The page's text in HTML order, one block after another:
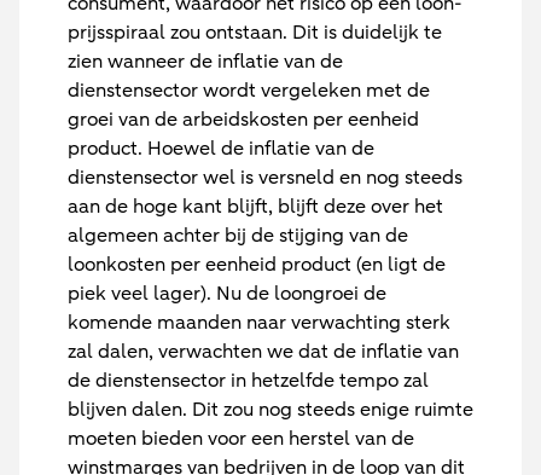
prijsspiraal zou ontstaan. Dit is duidelijk te
zien wanneer de inflatie van de
dienstensector wordt vergeleken met de
groei van de arbeidskosten per eenheid
product. Hoewel de inflatie van de
dienstensector wel is versneld en nog steeds
aan de hoge kant blijft, blijft deze over het
algemeen achter bij de stijging van de
loonkosten per eenheid product (en ligt de
piek veel lager). Nu de loongroei de
komende maanden naar verwachting sterk
zal dalen, verwachten we dat de inflatie van
de dienstensector in hetzelfde tempo zal
blijven dalen. Dit zou nog steeds enige ruimte
moeten bieden voor een herstel van de
winstmarges van bedrijven in de loop van dit